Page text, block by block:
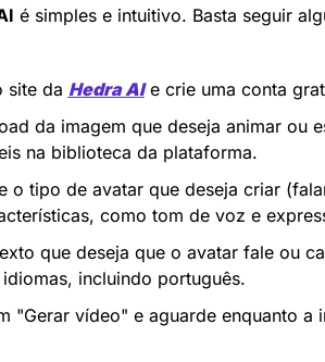
é simples e intuitivo. Basta seguir
site da Hedra AI e crie uma conta
da imagem que deseja animar ou
na biblioteca da plataforma.
o tipo de avatar que deseja criar
como tom de voz e
que deseja que o avatar fale ou
incluindo português.
"Gerar vídeo" e aguarde enquanto a